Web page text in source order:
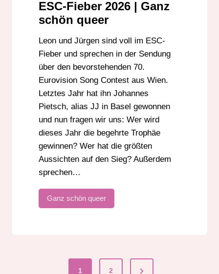
ESC-Fieber 2026 | Ganz
schön queer
Leon und Jürgen sind voll im ESC-
Fieber und sprechen in der Sendung
über den bevorstehenden 70.
Eurovision Song Contest aus Wien.
Letztes Jahr hat ihn Johannes
Pietsch, alias JJ in Basel gewonnen
und nun fragen wir uns: Wer wird
dieses Jahr die begehrte Trophäe
gewinnen? Wer hat die größten
Aussichten auf den Sieg? Außerdem
sprechen…
Ganz schön queer
1 2
Next